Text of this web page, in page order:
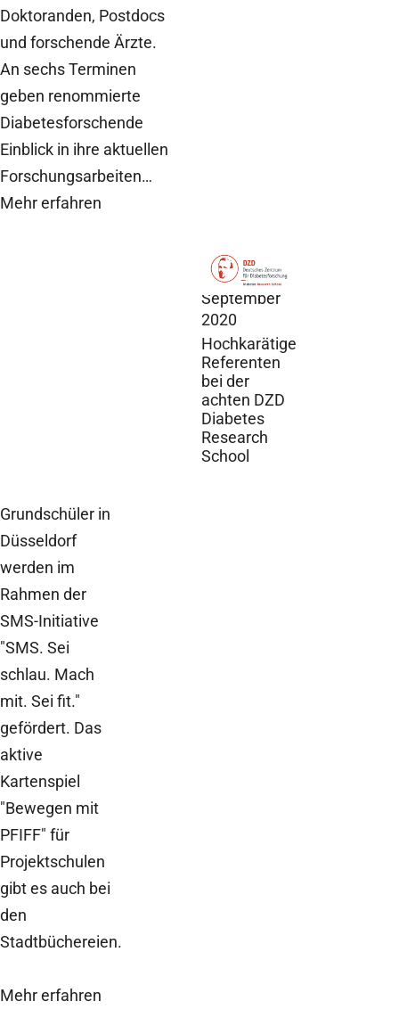
DZD News,
4.
September
2020
Hochkarätige
Referenten
bei der
achten DZD
Diabetes
Research
School
Doktoranden, Postdocs
und forschende Ärzte.
An sechs Terminen
geben renommierte
Diabetesforschende
Einblick in ihre aktuellen
Forschungsarbeiten…
Mehr erfahren
Grundschüler in
Düsseldorf
werden im
Rahmen der
SMS-Initiative
"SMS. Sei
schlau. Mach
mit. Sei fit."
gefördert. Das
aktive
Kartenspiel
"Bewegen mit
PFIFF" für
Projektschulen
gibt es auch bei
den
Stadtbüchereien.
Mehr erfahren